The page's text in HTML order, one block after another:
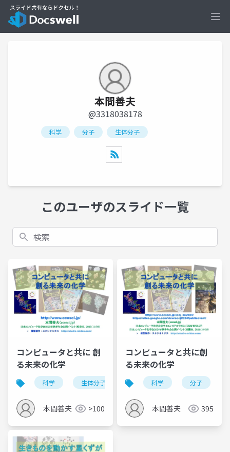
本間善夫
@3318038178
科学 分子 生体分子
このユーザのスライド一覧
検索
コンピュータと共に 創
る未来の化学
科学 生体分子 分子 3d1プリンタ模型
本間善夫 >100
コンピュータと共に創
る未来の化学
科学 分子
本間善夫 395